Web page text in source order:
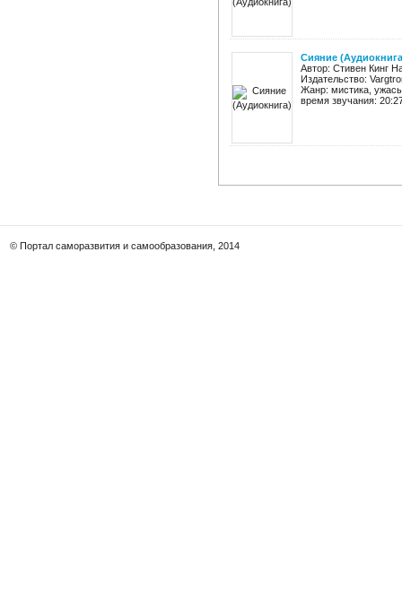
Сияние
Автор: Стивен Кинг
Издательство:
Жанр: мистика,
время звучания:
© Портал саморазвития и самообразования, 2014